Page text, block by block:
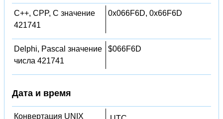
C++, CPP, C значение
421741
0x066F6D, 0x66F6D
Delphi, Pascal значение
числа 421741
$066F6D
Дата и время
Конвертация UNIX